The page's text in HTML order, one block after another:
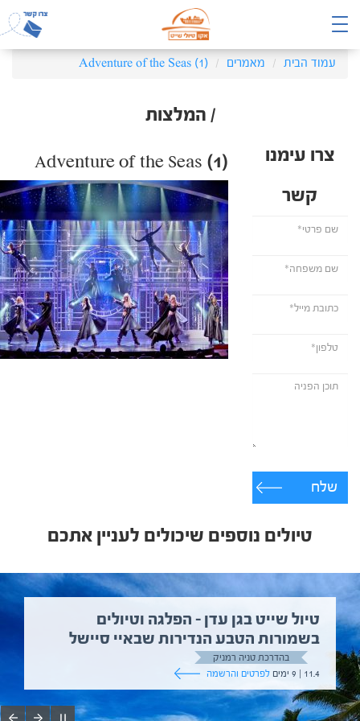
עמוד הבית מאמרים Adventure of the Seas (1)
/ המלצות
צרו עימנו
קשר
שלח
Adventure of the Seas (1)
טיולים נוספים שיכולים לעניין אתכם
טיול שייט בגן עדן – הפלגה וטיולים
בשמורות הטבע הנדירות שבאיי סיישל
בהדרכת טניה רמניק
11.4 | 9 ימים
לפרטים והרשמה